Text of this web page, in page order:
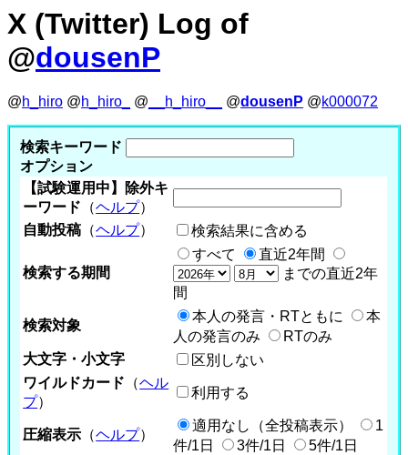
X (Twitter) Log of
@dousenP
@h_hiro @h_hiro_ @ __h_hiro__ @dousenP @k000072
検索キーワード
オプション
【試験運用中】除外キ
ーワード （ヘルプ）
自動投稿 （ヘルプ） 検索結果に含める
検索する期間
すべて
直近2年間
までの直近2年
間
検索対象
本人の発言・RTともに
本
人の発言のみ
RTのみ
大文字・小文字
区別しない
ワイルドカード （ヘル
プ）
利用する
圧縮表示 （ヘルプ）
適用なし（全投稿表示）
1
件/1日
3件/1日 5件/1日